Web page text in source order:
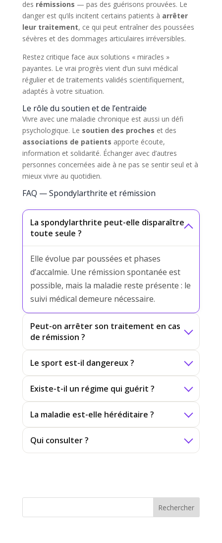
des rémissions — pas des guérisons prouvées. Le
danger est qu’ils incitent certains patients à arrêter
leur traitement, ce qui peut entraîner des poussées
sévères et des dommages articulaires irréversibles.
Restez critique face aux solutions « miracles »
payantes. Le vrai progrès vient d’un suivi médical
régulier et de traitements validés scientifiquement,
adaptés à votre situation.
Le rôle du soutien et de l’entraide
Vivre avec une maladie chronique est aussi un défi
psychologique. Le soutien des proches et des
associations de patients apporte écoute,
information et solidarité. Échanger avec d’autres
personnes concernées aide à ne pas se sentir seul et à
mieux vivre au quotidien.
FAQ — Spondylarthrite et rémission
La spondylarthrite peut-elle disparaître
toute seule ?
Elle évolue par poussées et phases
d’accalmie. Une rémission spontanée est
possible, mais la maladie reste présente : le
suivi médical demeure nécessaire.
Peut-on arrêter son traitement en cas
de rémission ?
Le sport est-il dangereux ?
Existe-t-il un régime qui guérit ?
La maladie est-elle héréditaire ?
Qui consulter ?
Rechercher